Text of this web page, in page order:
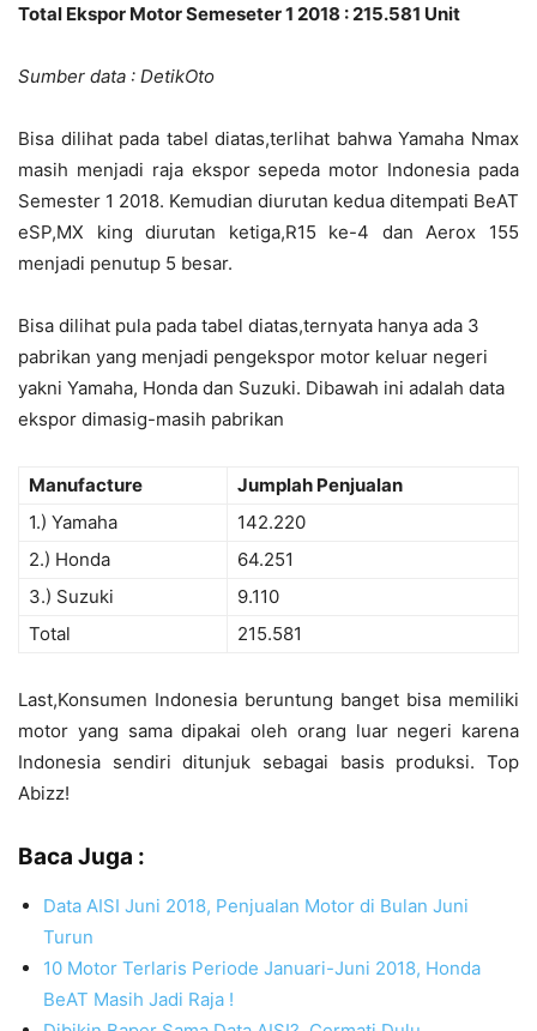
Total Ekspor Motor Semeseter 1 2018 : 215.581 Unit
Sumber data : DetikOto
Bisa dilihat pada tabel diatas,terlihat bahwa Yamaha Nmax
masih menjadi raja ekspor sepeda motor Indonesia pada
Semester 1 2018. Kemudian diurutan kedua ditempati BeAT
eSP,MX king diurutan ketiga,R15 ke-4 dan Aerox 155
menjadi penutup 5 besar.
Bisa dilihat pula pada tabel diatas,ternyata hanya ada 3
pabrikan yang menjadi pengekspor motor keluar negeri
yakni Yamaha, Honda dan Suzuki. Dibawah ini adalah data
ekspor dimasig-masih pabrikan
Manufacture
Jumplah Penjualan
1.) Yamaha
142.220
2.) Honda
64.251
3.) Suzuki
9.110
Total
215.581
Last,Konsumen Indonesia beruntung banget bisa memiliki
motor yang sama dipakai oleh orang luar negeri karena
Indonesia sendiri ditunjuk sebagai basis produksi. Top
Abizz!
Baca Juga :
Data AISI Juni 2018, Penjualan Motor di Bulan Juni
Turun
10 Motor Terlaris Periode Januari-Juni 2018, Honda
BeAT Masih Jadi Raja !